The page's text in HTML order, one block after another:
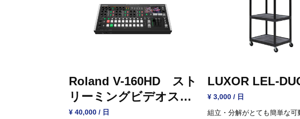
Roland V-160HD スト
リーミングビデオスイ
ッチャー
¥ 40,000 / 日
LUXOR LEL-
¥ 3,000 / 日
組立・分解がとても簡単な可